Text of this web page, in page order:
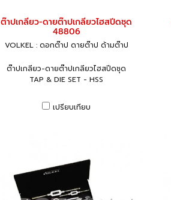
ต๊าปเกลียว-ดายต๊าปเกลียวไฮสปีดชุด
48806
VOLKEL : ดอกต๊าป ดายต๊าป ด้ามต๊าป
ต๊าปเกลียว-ดายต๊าปเกลียวไฮสปีดชุด
TAP & DIE SET - HSS
เปรียบเทียบ